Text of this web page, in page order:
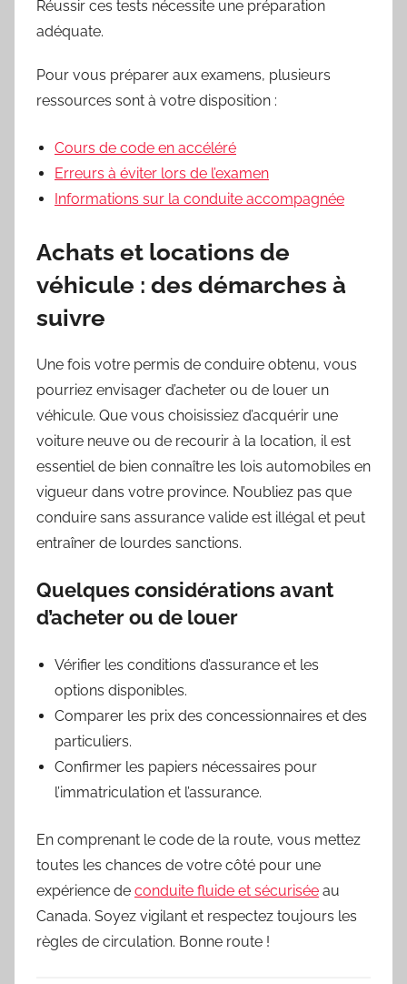
Réussir ces tests nécessite une préparation
adéquate.
Pour vous préparer aux examens, plusieurs
ressources sont à votre disposition :
Cours de code en accéléré
Erreurs à éviter lors de l’examen
Informations sur la conduite accompagnée
Achats et locations de
véhicule : des démarches à
suivre
Une fois votre permis de conduire obtenu, vous
pourriez envisager d’acheter ou de louer un
véhicule. Que vous choisissiez d’acquérir une
voiture neuve ou de recourir à la location, il est
essentiel de bien connaître les lois automobiles en
vigueur dans votre province. N’oubliez pas que
conduire sans assurance valide est illégal et peut
entraîner de lourdes sanctions.
Quelques considérations avant
d’acheter ou de louer
Vérifier les conditions d’assurance et les
options disponibles.
Comparer les prix des concessionnaires et des
particuliers.
Confirmer les papiers nécessaires pour
l’immatriculation et l’assurance.
En comprenant le code de la route, vous mettez
toutes les chances de votre côté pour une
expérience de conduite fluide et sécurisée au
Canada. Soyez vigilant et respectez toujours les
règles de circulation. Bonne route !